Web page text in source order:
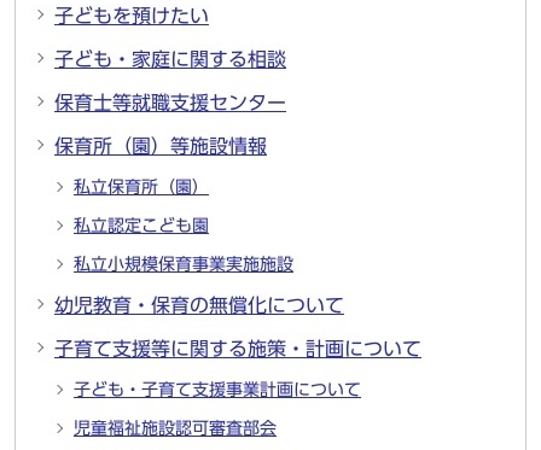
子どもを預けたい
子ども・家庭に関する相談
保育士等就職支援センター
保育所（園）等施設情報
私立保育所（園）
私立認定こども園
私立小規模保育事業実施施設
幼児教育・保育の無償化について
子育て支援等に関する施策・計画について
子ども・子育て支援事業計画について
児童福祉施設認可審査部会